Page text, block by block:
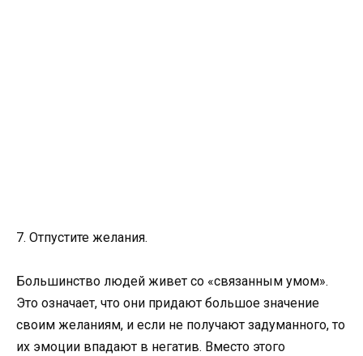
7. Отпустите желания.
Большинство людей живет со «связанным умом».
Это означает, что они придают большое значение
своим желаниям, и если не получают задуманного, то
их эмоции впадают в негатив. Вместо этого